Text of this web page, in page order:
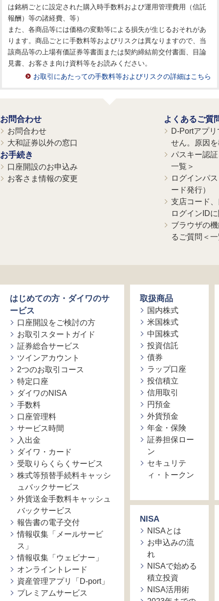
は銘柄ごとに設定された購入時手数料および運用管理費用（信託
報酬）等の諸経費、等）
また、各商品等には価格の変動等による損失が生じるおそれがあ
ります。商品ごとに手数料等およびリスクは異なりますので、当
該商品等の上場有価証券等書面または契約締結前交付書面、目論
見書、お客さま向け資料等をお読みください。
お取引にあたっての手数料等およびリスクの詳細はこちら
お問合わせ
お問合わせ
大和証券以外の窓口
お手続き
口座開設のお申込み
お客さま情報の変更
よくあるご質
D-Portアプ
せん。原因
パスキー認
一覧＞
ログインパ
ード発行）
支店コード
ログインID
ブラウザの
るご質問＜
はじめての方・ダイワのサ
ービス
口座開設をご検討の方
お取引スタートガイド
証券総合サービス
ツインアカウント
2つのお取引コース
特定口座
ダイワのNISA
手数料
口座管理料
サービス時間
入出金
ダイワ・カード
受取りらくらくサービス
株式等預替手続料キャッシ
ュバックサービス
外貨送金手数料キャッシュ
バックサービス
報告書の電子交付
情報収集「メールサービ
ス」
情報収集「ウェビナー」
オンライントレード
資産管理アプリ「D-port」
プレミアムサービス
取扱商品
国内株式
米国株式
中国株式
投資信託
債券
ラップ口座
投信積立
信用取引
円預金
外貨預金
年金・保険
証券担保ロー
ン
セキュリテ
ィ・トークン
NISA
NISAとは
お申込みの流
れ
NISAで始める
積立投資
NISA活用術